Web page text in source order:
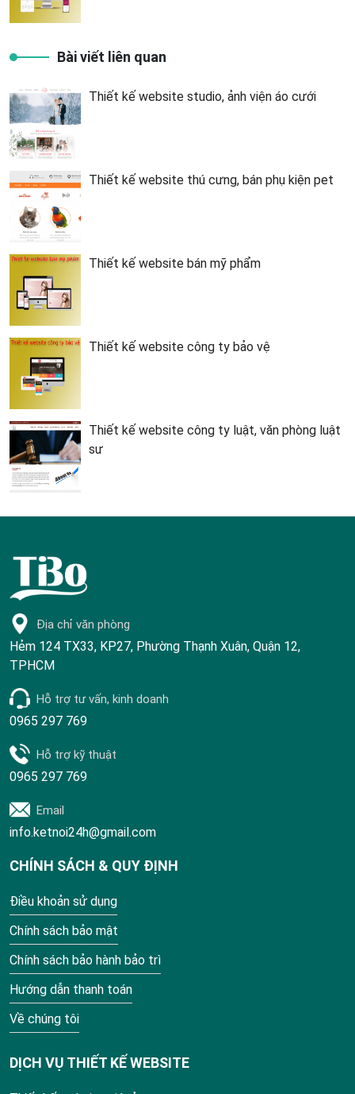
Bài viết liên quan
Thiết kế website studio, ảnh viện áo cưới
Thiết kế website thú cưng, bán phụ kiện pet
Thiết kế website bán mỹ phẩm
Thiết kế website công ty bảo vệ
Thiết kế website công ty luật, văn phòng luật
sư
Địa chỉ văn phòng
Hẻm 124 TX33, KP27, Phường Thạnh Xuân, Quận 12,
TPHCM
Hỗ trợ tư vấn, kinh doanh
0965 297 769
Hỗ trợ kỹ thuật
0965 297 769
Email
info.ketnoi24h@gmail.com
CHÍNH SÁCH & QUY ĐỊNH
Điều khoản sử dụng
Chính sách bảo mật
Chính sách bảo hành bảo trì
Hướng dẫn thanh toán
Về chúng tôi
DỊCH VỤ THIẾT KẾ WEBSITE